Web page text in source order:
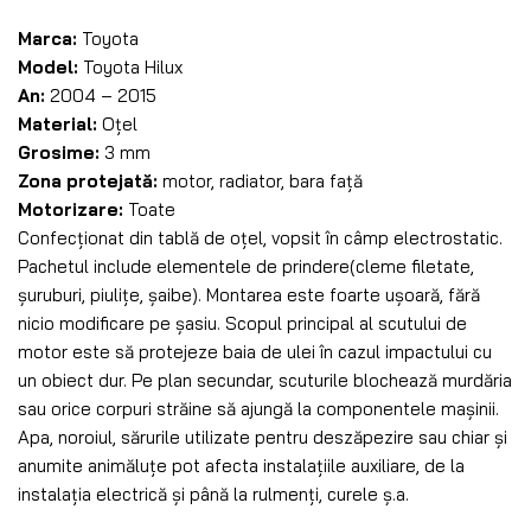
Marca: Toyota
Model: Toyota Hilux
An: 2004 – 2015
Material: Oțel
Grosime: 3 mm
Zona protejată: motor, radiator, bara față
Motorizare: Toate
Confecționat din tablă de oțel, vopsit în câmp electrostatic.
Pachetul include elementele de prindere(cleme filetate,
șuruburi, piulițe, șaibe). Montarea este foarte ușoară, fără
nicio modificare pe șasiu. Scopul principal al scutului de
motor este să protejeze baia de ulei în cazul impactului cu
un obiect dur. Pe plan secundar, scuturile blochează murdăria
sau orice corpuri străine să ajungă la componentele mașinii.
Apa, noroiul, sărurile utilizate pentru deszăpezire sau chiar și
anumite animăluțe pot afecta instalațiile auxiliare, de la
instalația electrică și până la rulmenți, curele ș.a.